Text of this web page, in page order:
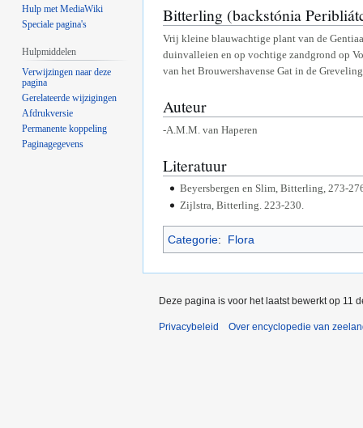
Naar
navigatie
springen
Naar
zoeken
springen
Bitterling (backstónia
Vrij kleine blauwachtige plant van de
duinvalleien en op vochtige zandgrond op
van het Brouwershavense Gat in de
Auteur
-A.M.M. van Haperen
Literatuur
Beyersbergen en Slim, Bitterling, 273-
Zijlstra, Bitterling. 223-230.
Categorie: Flora
Hulp met MediaWiki
Speciale pagina's
Hulpmiddelen
Verwijzingen naar deze
pagina
Gerelateerde wijzigingen
Afdrukversie
Permanente koppeling
Paginagegevens
Deze pagina is voor het laatst bewerkt op 11
Privacybeleid Over encyclopedie van